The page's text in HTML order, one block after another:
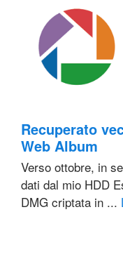
Recuperato
Web Album
Verso ottobre, in
dati dal mio HDD
DMG criptata in ...